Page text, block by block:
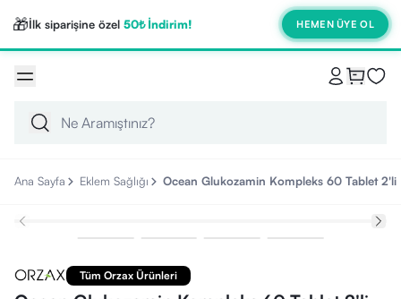
🎁İlk siparişine özel 50₺ İndirim! HEMEN ÜYE OL
Ana Sayfa Eklem Sağlığı Ocean Glukozamin Kompleks 60 Tablet 2'li
Tüm Orzax Ürünleri